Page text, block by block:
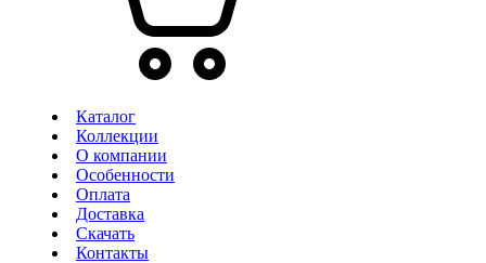
Каталог
Коллекции
О компании
Особенности
Оплата
Доставка
Скачать
Контакты